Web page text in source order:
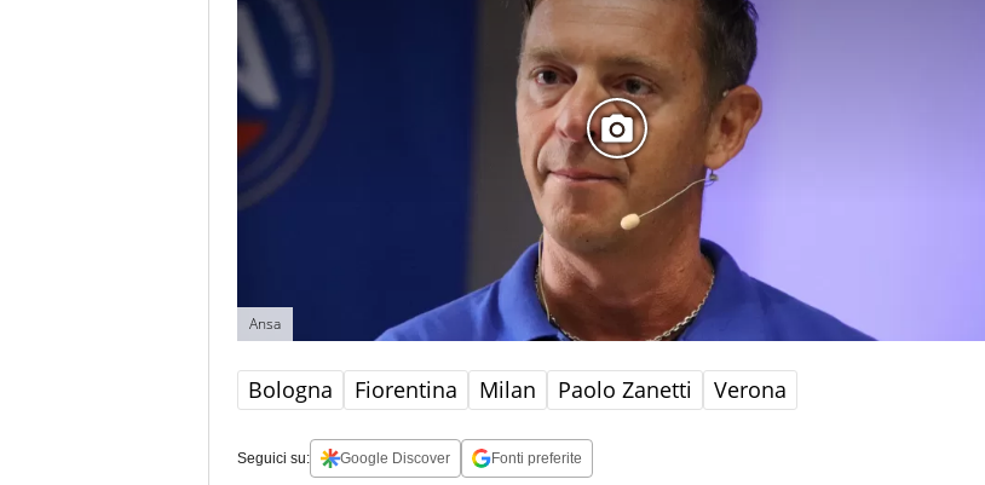
Ansa
Bologna Fiorentina Milan Paolo Zanetti Verona
Seguici su: Google Discover Fonti preferite